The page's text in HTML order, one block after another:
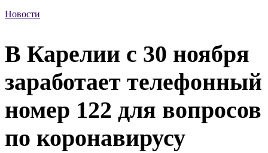
Новости
В Карелии с 30 ноября
заработает телефонный
номер 122 для вопросов
по коронавирусу